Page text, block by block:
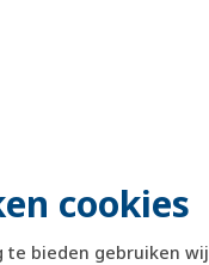
cookies
te bieden gebruiken wij